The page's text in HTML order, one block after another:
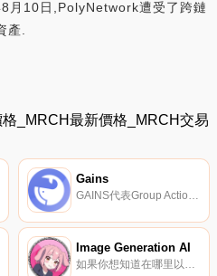
月10日,PolyNetwork遭受了跨鏈
產.
_MRCH最新價格_MRCH交易
Gains
Image Generation AI
如果你想知道在哪里以當前價格購買Image Generation AI,目前交易{Image Generation AI]股票的頂級加密貨幣交易所是Bitget、LBank、MEXC、Uniswap（V3）和HotIMGNAIt。您可以在我們的加密貨幣交易所頁面上找到其他列表.